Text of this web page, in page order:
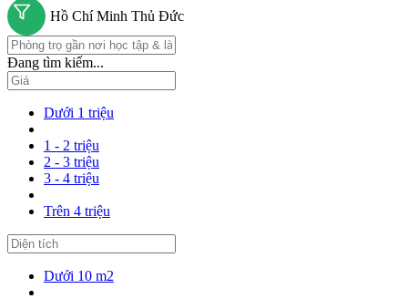
Hồ Chí Minh Thủ Đức
Đang tìm kiếm...
Dưới 1 triệu
1 - 2 triệu
2 - 3 triệu
3 - 4 triệu
Trên 4 triệu
Dưới 10 m2